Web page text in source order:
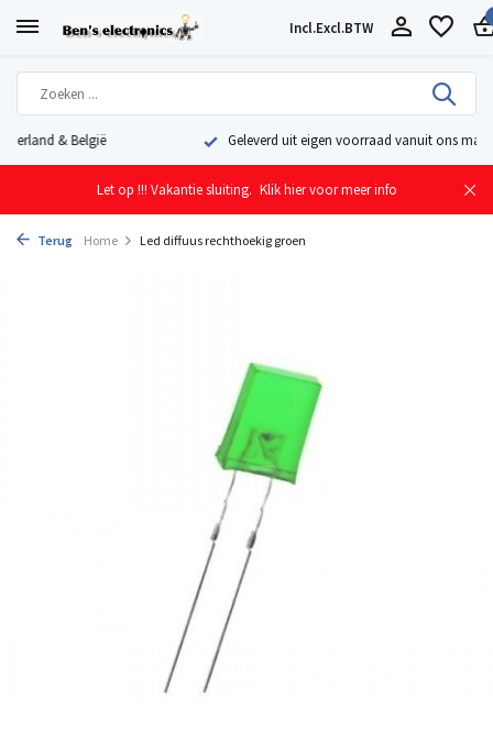
Incl.Excl.BTW
Geleverd uit eigen voorraad vanuit ons magazijn in Nederland
Let op !!! Vakantie sluiting. Klik hier voor meer info
Terug Home Led diffuus rechthoekig groen